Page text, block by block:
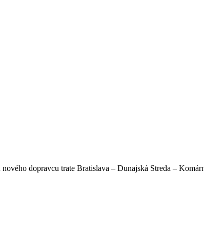
dopravcu trate Bratislava – Dunajská Streda –